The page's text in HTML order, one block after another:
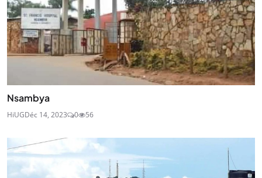
Nsambya
HiUGDéc 14, 2023 0 56